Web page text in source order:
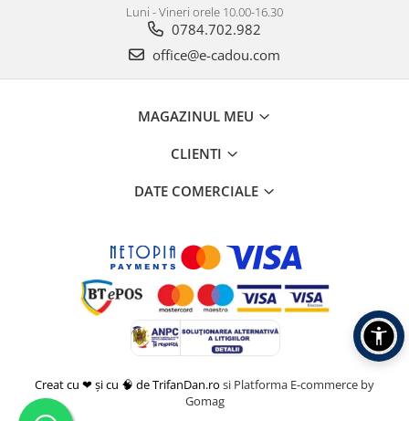
Luni - Vineri orele 10.00-16.30
0784.702.982
office@e-cadou.com
MAGAZINUL MEU
CLIENTI
DATE COMERCIALE
Creat cu ❤ și cu 🧠 de TrifanDan.ro si Platforma E-commerce by
Gomag